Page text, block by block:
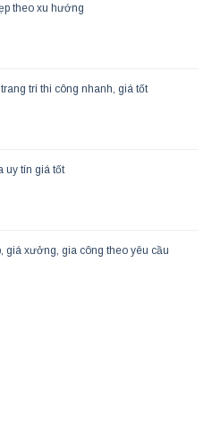
theo xu hướng
trí thi công nhanh, giá tốt
uy tín giá tốt
giá xưởng, gia công theo yêu cầu